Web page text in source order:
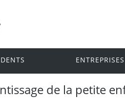
ENTREPRISES
de la petite